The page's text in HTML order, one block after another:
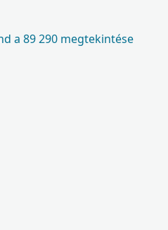
a 89 290 megtekintése